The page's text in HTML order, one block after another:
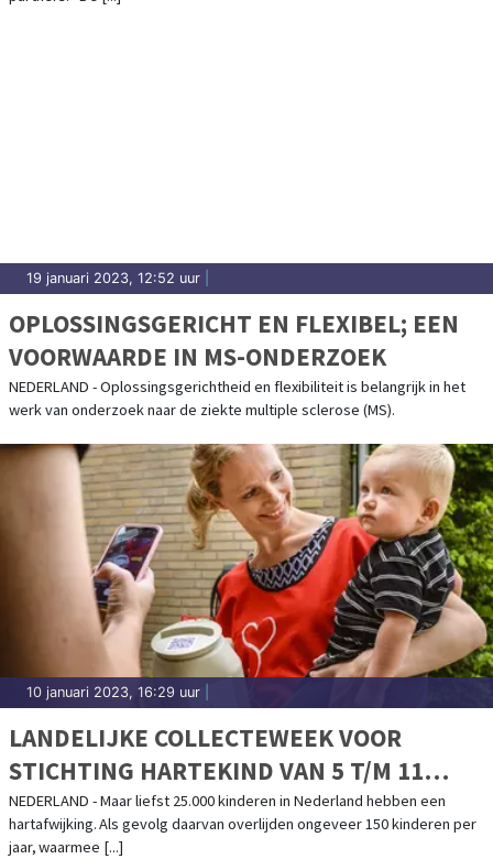
19 januari 2023, 12:52 uur
OPLOSSINGSGERICHT EN FLEXIBEL; EEN
VOORWAARDE IN MS-ONDERZOEK
NEDERLAND - Oplossingsgerichtheid en flexibiliteit is belangrijk in het
werk van onderzoek naar de ziekte multiple sclerose (MS).
10 januari 2023, 16:29 uur
LANDELIJKE COLLECTEWEEK VOOR
STICHTING HARTEKIND VAN 5 T/M 11
FEBRUARI 2023
NEDERLAND - Maar liefst 25.000 kinderen in Nederland hebben een
hartafwijking. Als gevolg daarvan overlijden ongeveer 150 kinderen per
jaar, waarmee [...]